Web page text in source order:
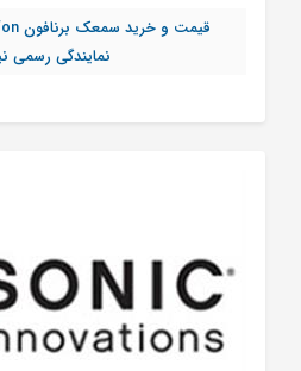
نمایندگی رسمی